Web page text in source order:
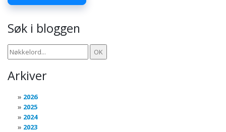
Søk i bloggen
Arkiver
2026
2025
2024
2023